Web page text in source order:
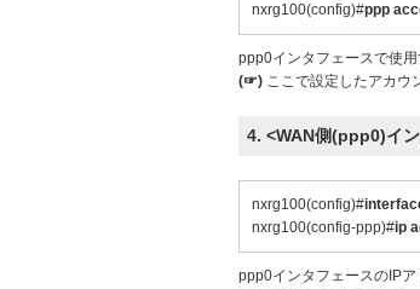
nxrg100(config)#ppp
ppp0インタフェースで使用
(☞) ここで設定したアカウ
4. <WAN側(ppp0)イ
nxrg100(config)#
nxrg100(config-ppp)#ip
ppp0インタフェースのIPア